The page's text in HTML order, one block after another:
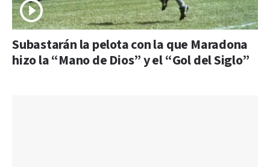
Subastarán la pelota con la que Maradona
hizo la “Mano de Dios” y el “Gol del Siglo”